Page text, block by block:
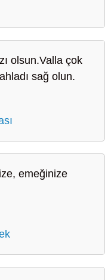
olsun.Valla çok
sağ olun.
emeğinize